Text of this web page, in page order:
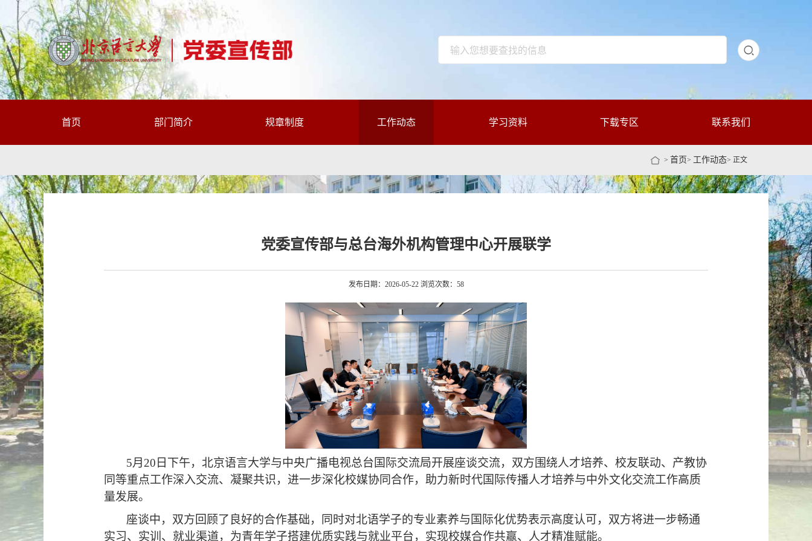
首页 部门简介 规章制度 工作动态 学习资料 下载专区 联系我们
> 首页> 工作动态> 正文
党委宣传部与总台海外机构管理中心开展联学
发布日期：2026-05-22 浏览次数： 58
5月20日下午，北京语言大学与中央广播电视总台国际交流局开展座谈交流，双方围绕人才培养、校友联动、产教协
同等重点工作深入交流、凝聚共识，进一步深化校媒协同合作，助力新时代国际传播人才培养与中外文化交流工作高质
量发展。
座谈中，双方回顾了良好的合作基础，同时对北语学子的专业素养与国际化优势表示高度认可，双方将进一步畅通
实习、实训、就业渠道，为青年学子搭建优质实践与就业平台，实现校媒合作共赢、人才精准赋能。